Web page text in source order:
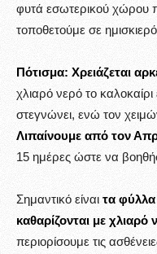
φυτά εσωτερικού χώρου
τοποθετούμε σε
Πότισμα: Χρειάζεται
χλιαρό νερό το
στεγνώνει, ενώ τον
Λιπαίνουμε από τον
15 ημέρες ώστε να
Σημαντικό είναι τα φύλλα
καθαρίζονται με χλιαρό
περιορίσουμε τις